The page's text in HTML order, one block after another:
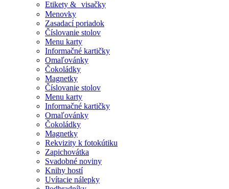
Etikety & visačky
Menovky
Zasadací poriadok
Číslovanie stolov
Menu karty
Informačné kartičky
Omaľovánky
Čokoládky
Magnetky
Číslovanie stolov
Menu karty
Informačné kartičky
Omaľovánky
Čokoládky
Magnetky
Rekvizity k fotokútiku
Zapichovátka
Svadobné noviny
Knihy hostí
Uvítacie nálepky